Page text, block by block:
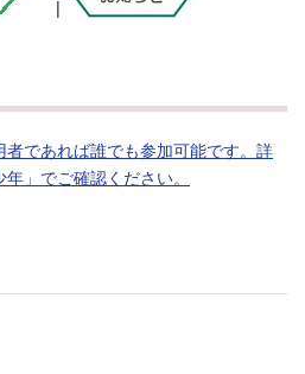
|
であれば誰でも参加可能です。詳
」でご確認ください。